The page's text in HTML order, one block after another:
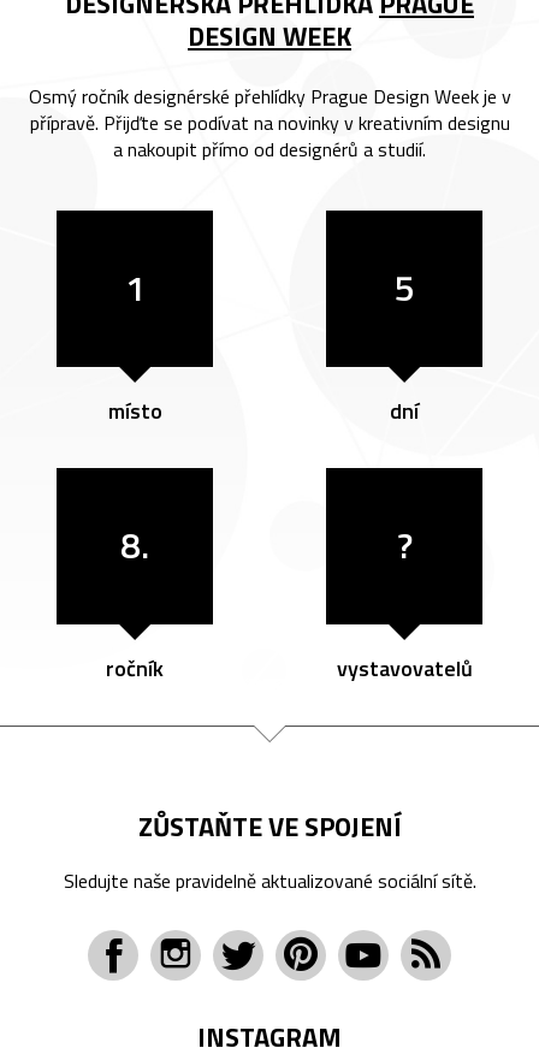
DESIGN WEEK
Osmý ročník designérské přehlídky Prague Design Week je v
přípravě. Přijďte se podívat na novinky v kreativním designu
a nakoupit přímo od designérů a studií.
1
místo
5
dní
8.
ročník
?
vystavovatelů
ZŮSTAŇTE VE SPOJENÍ
Sledujte naše pravidelně aktualizované sociální sítě.
INSTAGRAM